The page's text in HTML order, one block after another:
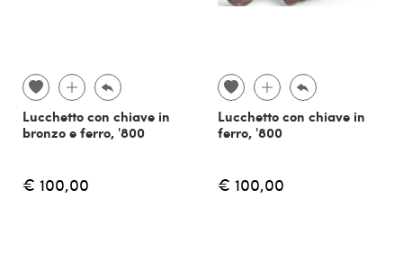
Lucchetto con chiave in
bronzo e ferro, '800
€ 100,00
Lucchetto con chiave in
ferro, '800
€ 100,00